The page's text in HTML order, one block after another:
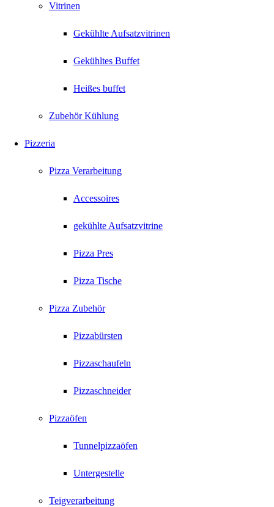
Vitrinen
Gekühlte Aufsatzvitrinen
Gekühltes Buffet
Heißes buffet
Zubehör Kühlung
Pizzeria
Pizza Verarbeitung
Accessoires
gekühlte Aufsatzvitrine
Pizza Pres
Pizza Tische
Pizza Zubehör
Pizzabürsten
Pizzaschaufeln
Pizzaschneider
Pizzaöfen
Tunnelpizzaöfen
Untergestelle
Teigverarbeitung